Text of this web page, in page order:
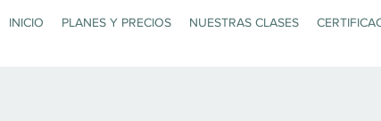
INICIO PLANES Y PRECIOS NUESTRAS CLASES